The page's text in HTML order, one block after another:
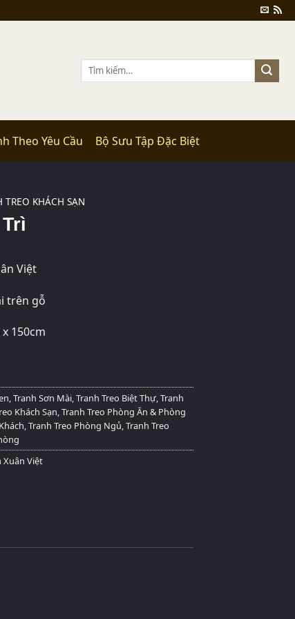
Tìm
Theo Yêu Cầu Bộ Sưu Tập Đặc Biệt
TREO KHÁCH SẠN
Việt
trên gỗ
150cm
,Tranh Sơn Mài,Tranh Treo Biệt Thự,Tranh
Khách Sạn,Tranh Treo Phòng Ăn & Phòng
,Tranh Treo Phòng Ngủ,Tranh Treo
Xuân Việt